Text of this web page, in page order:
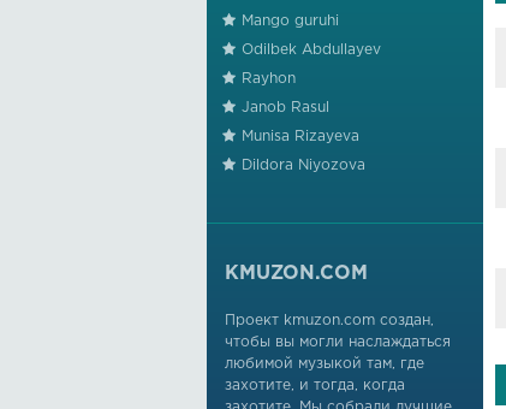
Mango guruhi
Odilbek Abdullayev
Rayhon
Janob Rasul
Munisa Rizayeva
Dildora Niyozova
KMUZON.COM
Проект kmuzon.com создан,
чтобы вы могли наслаждаться
любимой музыкой там, где
захотите, и тогда, когда